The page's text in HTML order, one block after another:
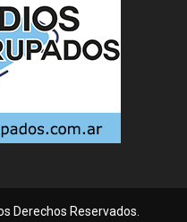
Derechos Reservados.